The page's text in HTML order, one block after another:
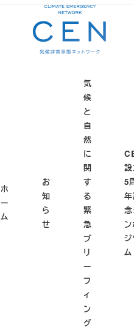
ホ
ー
ム
お
知
ら
せ
気
候
と
自
然
に
関
す
る
緊
急
ブ
リ
ー
フ
ィ
ン
グ
5
ジ
ム
お知らせ お知らせ
太平洋の島
更新日
2024年7月11
2023年11月に、南太平洋の島
ルは人口が11,000人ほどです
を可能にするというものです
った国を離れなければならな
ない、と考えるとなんとも胸が
太平洋の島しょ国は親日的で
国々だと言われています。そ
平洋・島サミット（Pacific
とに開催され、各国首脳が集
境、教育、保健など、さまざま